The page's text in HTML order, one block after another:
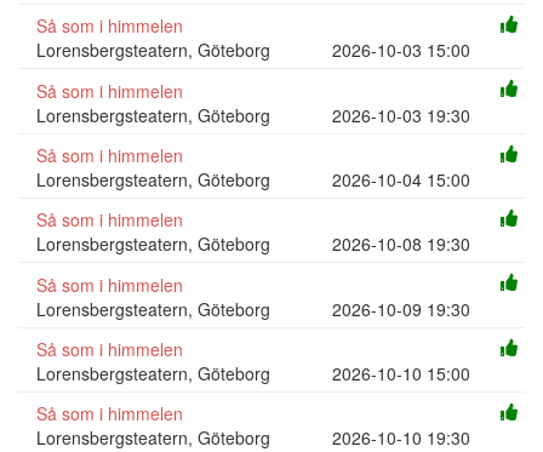
Så som i himmelen
Lorensbergsteatern, Göteborg
2026-10-03 15:00
Så som i himmelen
Lorensbergsteatern, Göteborg
2026-10-03 19:30
Så som i himmelen
Lorensbergsteatern, Göteborg
2026-10-04 15:00
Så som i himmelen
Lorensbergsteatern, Göteborg
2026-10-08 19:30
Så som i himmelen
Lorensbergsteatern, Göteborg
2026-10-09 19:30
Så som i himmelen
Lorensbergsteatern, Göteborg
2026-10-10 15:00
Så som i himmelen
Lorensbergsteatern, Göteborg
2026-10-10 19:30